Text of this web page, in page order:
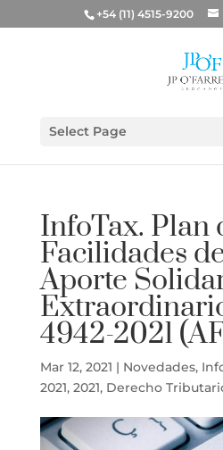
+54 (11) 4515-9200
Select Page
InfoTax. Plan
Facilidades
Aporte
4942-2021
Mar 12, 2021 | Novedades,
2021, 2021, Derecho